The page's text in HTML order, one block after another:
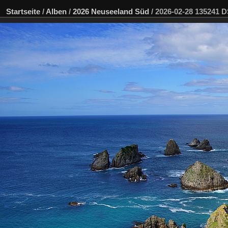
Startseite / Alben / 2026 Neuseeland Süd / 2026-02-28 135241